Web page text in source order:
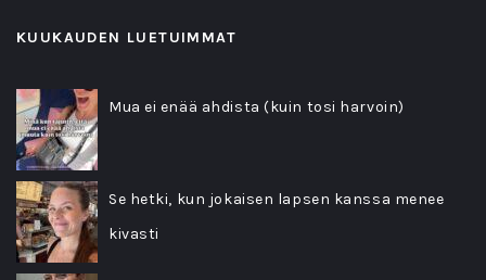
KUUKAUDEN LUETUIMMAT
Mua ei enää ahdista (kuin tosi harvoin)
Se hetki, kun jokaisen lapsen kanssa menee
kivasti